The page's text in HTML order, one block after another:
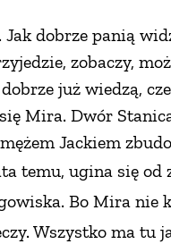
Jak dobrze panią
zobaczy,
już wiedzą,
Mira. Dwór
Jackiem
temu, ugina się od
Bo Mira nie
Wszystko ma tu
ŚNIADANIA
PRZYSTAWKI
ZUPY
GŁÓWNE